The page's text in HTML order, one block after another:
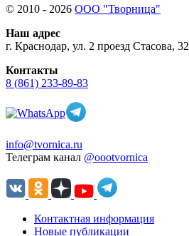
© 2010 - 2026 ООО "Творница"
Наш адрес
г. Краснодар, ул. 2 проезд Стасова, 32
Контакты
8 (861) 233-89-83
info@tvornica.ru
Телеграм канал @oootvornica
Контактная информация
Новые публикации